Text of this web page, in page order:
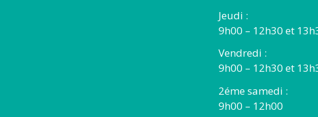
Jeudi :
9h00 – 12h30 et
Vendredi :
9h00 – 12h30 et
2éme samedi :
9h00 – 12h00